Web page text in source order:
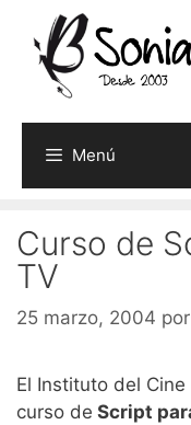
contenido
Menú
Curso de
TV
25 marzo, 2004 por
El Instituto del
curso de Script